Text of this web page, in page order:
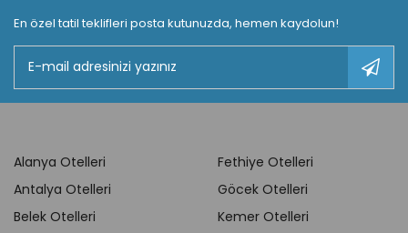
En özel tatil teklifleri posta kutunuzda, hemen kaydolun!
Alanya Otelleri
Antalya Otelleri
Belek Otelleri
Fethiye Otelleri
Göcek Otelleri
Kemer Otelleri